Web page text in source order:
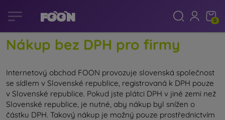
0
Nákup bez DPH pro firmy
Internetový obchod FOON provozuje slovenská společnost
se sídlem v Slovenské republice, registrovaná k DPH pouze
v Slovenské republice. Pokud jste plátci DPH v jiné zemi než
Slovenské republice, je nutné, aby nákup byl snížen o
částku DPH. Takový nákup je možný pouze prostřednictvím